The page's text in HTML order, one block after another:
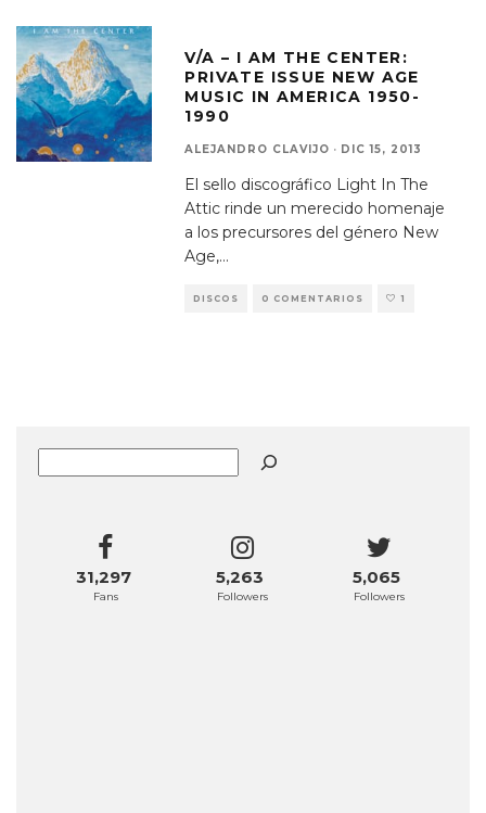
V/A – I AM THE CENTER:
PRIVATE ISSUE NEW AGE
MUSIC IN AMERICA 1950-
1990
ALEJANDRO CLAVIJO · DIC 15, 2013
El sello discográfico Light In The
Attic rinde un merecido homenaje
a los precursores del género New
Age,...
DISCOS 0 COMENTARIOS 1
31,297
Fans
5,263
Followers
5,065
Followers